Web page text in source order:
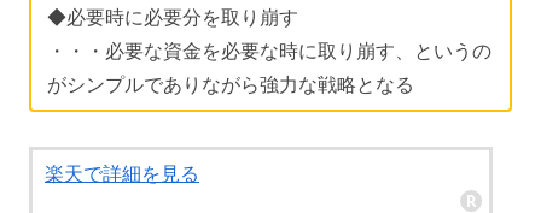
◆必要時に必要分を取り崩す
・・・必要な資金を必要な時に取り崩す、というの
がシンプルでありながら強力な戦略となる
楽天で詳細を見る